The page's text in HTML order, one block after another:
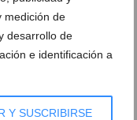
medición de
desarrollo de
e identificación a
Y SUSCRIBIRSE